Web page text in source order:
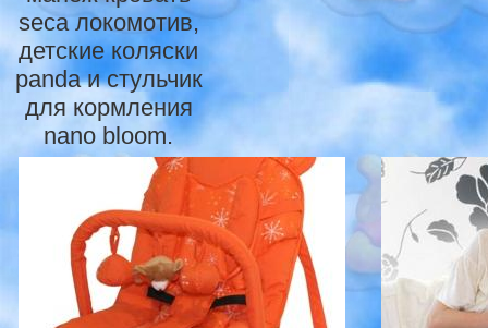
seca локомотив,
детские коляски
panda и стульчик
для кормления
nano bloom.